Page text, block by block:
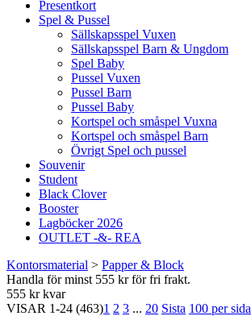
Presentkort
Spel & Pussel
Sällskapsspel Vuxen
Sällskapsspel Barn & Ungdom
Spel Baby
Pussel Vuxen
Pussel Barn
Pussel Baby
Kortspel och småspel Vuxna
Kortspel och småspel Barn
Övrigt Spel och pussel
Souvenir
Student
Black Clover
Booster
Lagböcker 2026
OUTLET -&- REA
Kontorsmaterial > Papper & Block
Handla för minst 555 kr för fri frakt.
555 kr kvar
VISAR 1-24 (463)1 2 3 ... 20 Sista 100 per sida